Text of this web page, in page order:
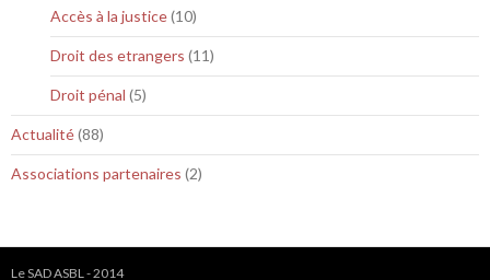
Accès à la justice(10)
Droit des etrangers (11)
Droit pénal (5)
Actualité(88)
Associations partenaires (2)
Le SAD ASBL - 2014